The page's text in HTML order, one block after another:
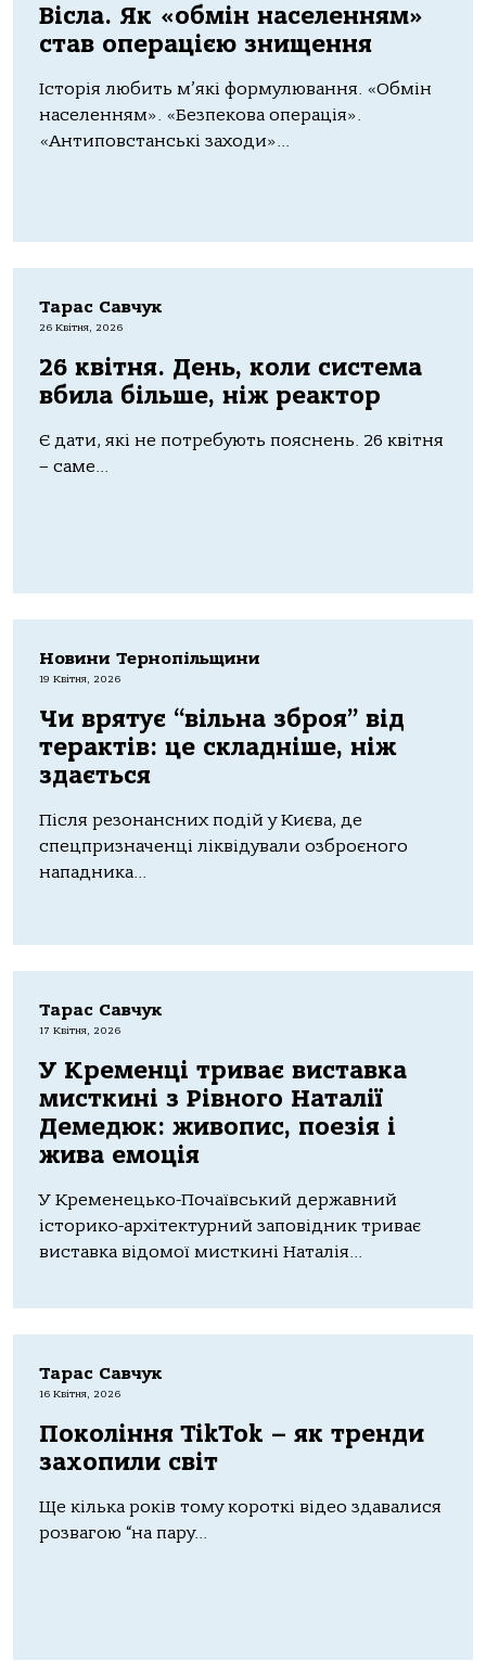
Вісла. Як «обмін населенням»
став операцією знищення
Історія любить м’які формулювання. «Обмін
населенням». «Безпекова операція».
«Антиповстанські заходи»...
Тарас Савчук
26 Квітня, 2026
26 квітня. День, коли система
вбила більше, ніж реактор
Є дати, які не потребують пояснень. 26 квітня
– саме...
Новини Тернопільщини
19 Квітня, 2026
Чи врятує “вільна зброя” від
терактів: це складніше, ніж
здається
Після резонансних подій у Києва, де
спецпризначенці ліквідували озброєного
нападника...
Тарас Савчук
17 Квітня, 2026
У Кременці триває виставка
мисткині з Рівного Наталії
Демедюк: живопис, поезія і
жива емоція
У Кременецько-Почаївський державний
історико-архітектурний заповідник триває
виставка відомої мисткині Наталія...
Тарас Савчук
16 Квітня, 2026
Покоління TikTok – як тренди
захопили світ
Ще кілька років тому короткі відео здавалися
розвагою “на пару...